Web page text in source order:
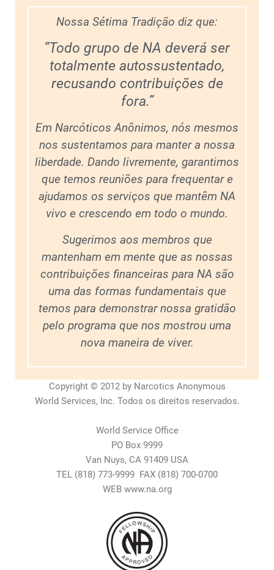
Nossa Sétima Tradição diz que:
“Todo grupo de NA deverá ser
totalmente autossustentado,
recusando contribuições de
fora.”
Em Narcóticos Anônimos, nós mesmos
nos sustentamos para manter a nossa
liberdade. Dando livremente, garantimos
que temos reuniões para frequentar e
ajudamos os serviços que mantêm NA
vivo e crescendo em todo o mundo.
Sugerimos aos membros que
mantenham em mente que as nossas
contribuições financeiras para NA são
uma das formas fundamentais que
temos para demonstrar nossa gratidão
pelo programa que nos mostrou uma
nova maneira de viver.
Copyright © 2012 by Narcotics Anonymous
World Services, Inc. Todos os direitos reservados.
World Service Office
PO Box 9999
Van Nuys, CA 91409 USA
TEL (818) 773-9999 FAX (818) 700-0700
WEB www.na.org